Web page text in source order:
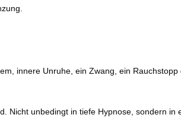
innere Unruhe, ein Zwang, ein
Nicht unbedingt in tiefe Hypnose, sondern in